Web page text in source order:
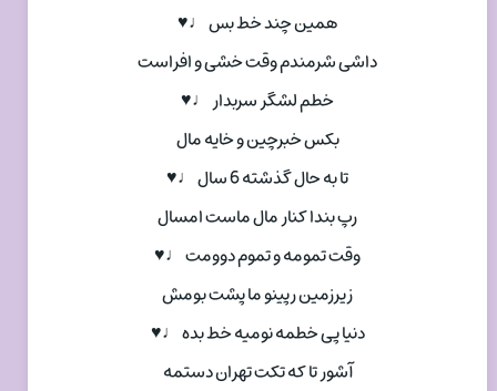
همین چند خط بس ♩♥
داشی شرمندم وقت خشی و افراست
خطم لشگر سربدار ♩♥
بکس خبرچین و خایه مال
تا به حال گذشته 6 سال ♩♥
رپ بندا کنار مال ماست امسال
وقت تمومه و تموم دوومت ♩♥
زیرزمین رپینو ما پشت بومش
دنیا پی خطمه نومیه خط بده ♩♥
آشور تا که تکت تهران دستمه